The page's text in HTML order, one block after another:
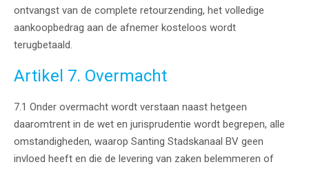
ontvangst van de complete retourzending, het volledige
aankoopbedrag aan de afnemer kosteloos wordt
terugbetaald.
Artikel 7. Overmacht
7.1 Onder overmacht wordt verstaan naast hetgeen
daaromtrent in de wet en jurisprudentie wordt begrepen, alle
omstandigheden, waarop Santing Stadskanaal BV geen
invloed heeft en die de levering van zaken belemmeren of